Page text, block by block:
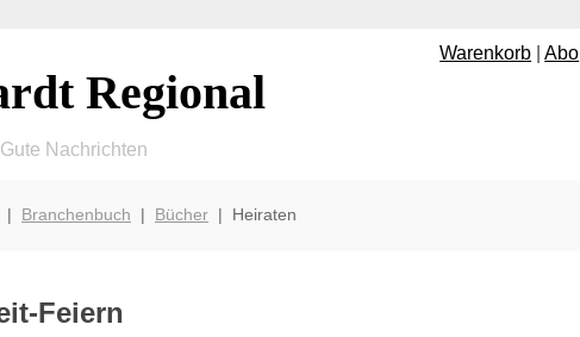
Warenkorb |Abo
Regional
Nachrichten
| Branchenbuch | Bücher| Heiraten
Feiern